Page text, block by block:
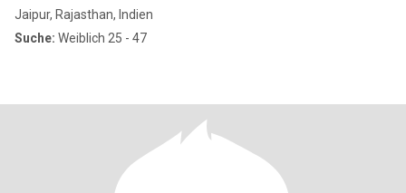
Jaipur, Rajasthan, Indien
Suche: Weiblich 25 - 47